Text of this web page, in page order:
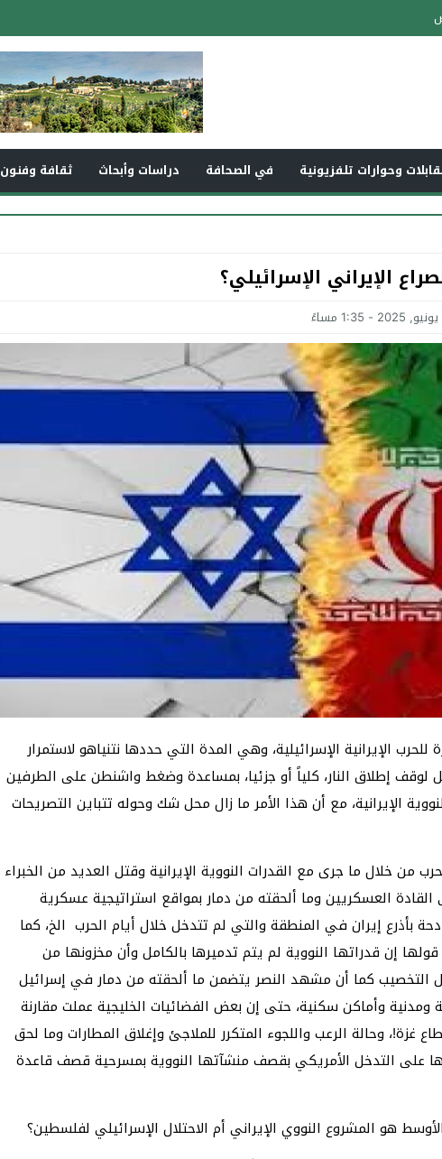
وحوارات تلفزيونية في الصحافة دراسات وأبحاث ثقافة وفنون
الإيراني الإسرائيلي؟
الإيرانية الإسرائيلية، وهي المدة التي حددها نتنياهو لاستمرار
لوقف إطلاق النار، كلياً أو جزئيا، بمساعدة وضغط واشنطن على الطرفين
الإيرانية، مع أن هذا الأمر ما زال محل شك وحوله تتباين التصريحات
من خلال ما جرى مع القدرات النووية الإيرانية وقتل العديد من الخبراء
العسكريين وما ألحقته من دمار بمواقع استراتيجية عسكرية
بأذرع إيران في المنطقة والتي لم تتدخل خلال أيام الحرب الخ، كما
إن قدراتها النووية لم يتم تدميرها بالكامل وأن مخزونها من
التخصيب كما أن مشهد النصر يتضمن ما ألحقته من دمار في إسرائيل
وأماكن سكنية، حتى إن بعض الفضائيات الخليجية عملت مقارنة
غزة!، وحالة الرعب واللجوء المتكرر للملاجئ وإغلاق المطارات وما لحق
على التدخل الأمريكي بقصف منشآتها النووية بمسرحية قصف قاعدة
هو المشروع النووي الإيراني أم الاحتلال الإسرائيلي لفلسطين؟